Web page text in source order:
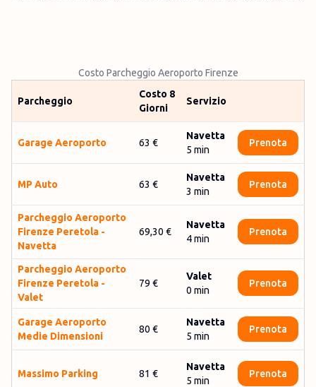
Costo Parcheggio Aeroporto Firenze
Parcheggio
Costo 8
Giorni
Servizio
Garage Aeroporto 63 €
Navetta
5 min
Prenota
MP Auto 63 €
Navetta
3 min
Prenota
Parch­eggio Aero­porto
Firenze Peretola -
Navetta
69,30 €
Navetta
4min
Prenota
Par­cheggio Aero­porto
Firenze Peretola -
Valet
79 €
Valet
0 min
Prenota
Garage Aeroporto
Medie Dimensioni
80 €
Navetta
5 min
Prenota
Mas­si­mo Par­king 81 €
Navetta
5 min
Prenota